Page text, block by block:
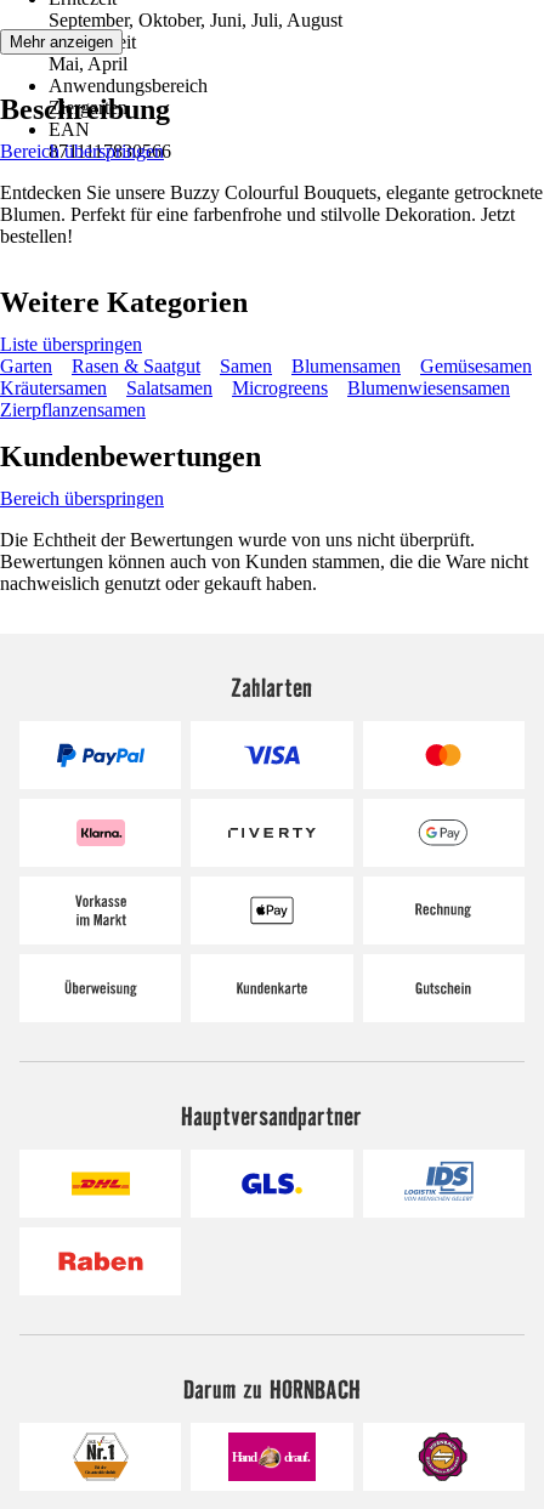
September, Oktober, Juni, Juli, August
Aussaatzeit
Mai, April
Anwendungsbereich
Ziergarten
EAN
8711117830566
Mehr anzeigen
Beschreibung
Bereich überspringen
Entdecken Sie unsere Buzzy Colourful Bouquets, elegante getrocknete
Blumen. Perfekt für eine farbenfrohe und stilvolle Dekoration. Jetzt
bestellen!
Weitere Kategorien
Liste überspringen
Garten
Rasen & Saatgut Samen Blumensamen
Gemüsesamen
Kräutersamen
Salatsamen Microgreens
Blumenwiesensamen
Zierpflanzensamen
Kundenbewertungen
Bereich überspringen
Die Echtheit der Bewertungen wurde von uns nicht überprüft.
Bewertungen können auch von Kunden stammen, die die Ware nicht
nachweislich genutzt oder gekauft haben.
Zahlarten
Hauptversandpartner
Darum zu HORNBACH